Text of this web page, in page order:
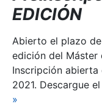
EDICIÓN
Abierto el plazo
edición del Máster
Inscripción
2021. Descargue
»